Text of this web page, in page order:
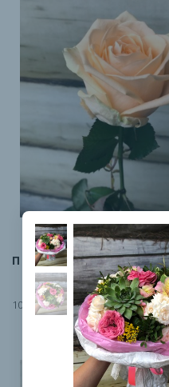
ПИЧ-АВАЛАНЖ
100 руб.